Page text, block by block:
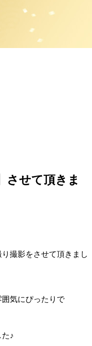
させて頂きま
撮影をさせて頂きまし
気にぴったりで
♪